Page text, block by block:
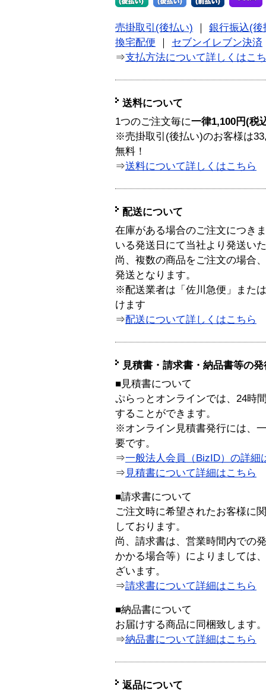
売掛取引(後払い)
銀行振込(後
換宅配便
セブンイレブン決済
⇒支払方法について詳しくはこ
送料について
1つのご注文毎に一律1,100円(税
※売掛取引(後払い)のお客様は
無料！
⇒送料について詳しくはこちら
配送について
在庫がある場合のご注文につき
いる発送日にて当社より発送い
尚、複数の商品をご注文の場合
発送となります。
※配送業者は「佐川急便」また
けます
⇒配送について詳しくはこちら
見積書・請求書・納品書等の
■見積書について
ぷらっとオンラインでは、24時
することができます。
※オンライン見積書発行には、
要です。
⇒一般法人会員（BizID）の詳細
⇒ 見積書について詳細はこちら
■請求書について
ご注文時に希望されたお客様に
しております。
尚、請求書は、営業時間内での
かかる場合等）によりましては
ざいます。
⇒請求書について詳細はこちら
■納品書について
お届けする商品に同梱致します。
⇒納品書について詳細はこちら
返品について